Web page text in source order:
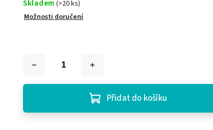
Skladem (>20 ks)
Možnosti doručení
Přidat do košíku